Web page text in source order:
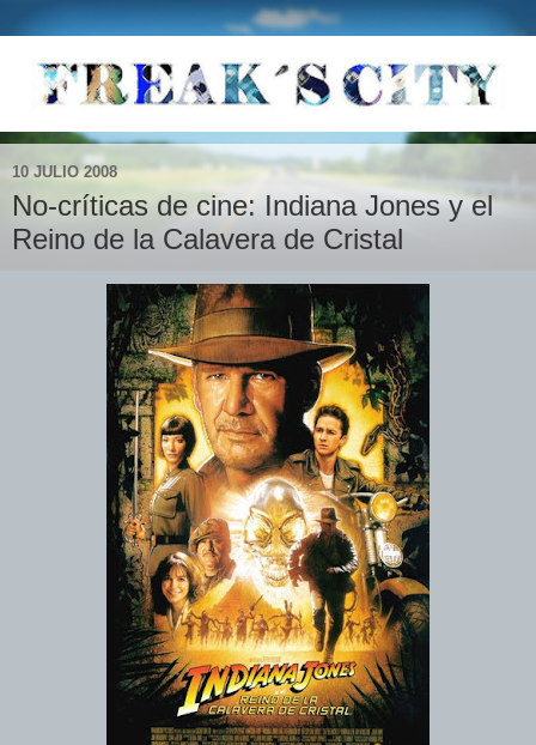
10 JULIO 2008
No-críticas de cine: Indiana Jones y el
Reino de la Calavera de Cristal